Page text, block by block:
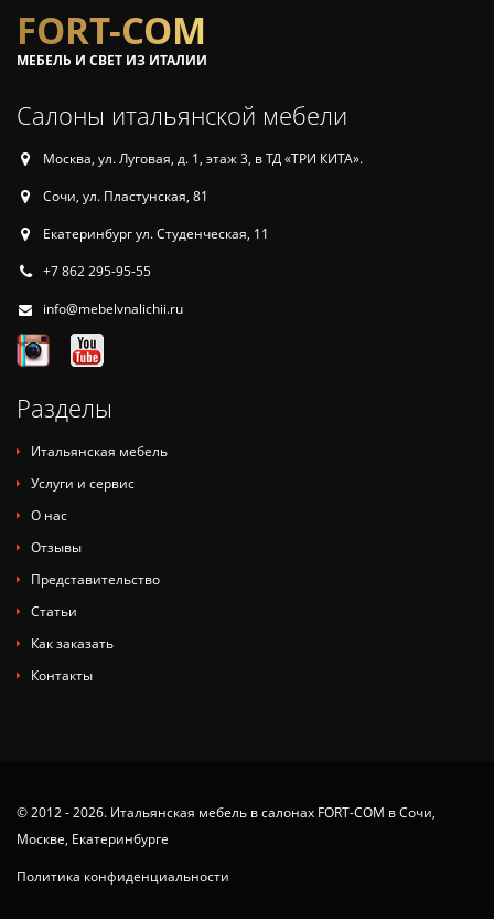
FORT-COM
МЕБЕЛЬ И СВЕТ ИЗ ИТАЛИИ
Салоны итальянской мебели
Москва, ул. Луговая, д. 1, этаж 3, в ТД «ТРИ КИТА».
Сочи, ул. Пластунская, 81
Екатеринбург ул. Студенческая, 11
+7 862 295-95-55
info@mebelvnalichii.ru
Разделы
Итальянская мебель
Услуги и сервис
О нас
Отзывы
Представительство
Статьи
Как заказать
Контакты
© 2012 - 2026. Итальянская мебель в салонах FORT-COM в Сочи,
Москве, Екатеринбурге
Политика конфиденциальности